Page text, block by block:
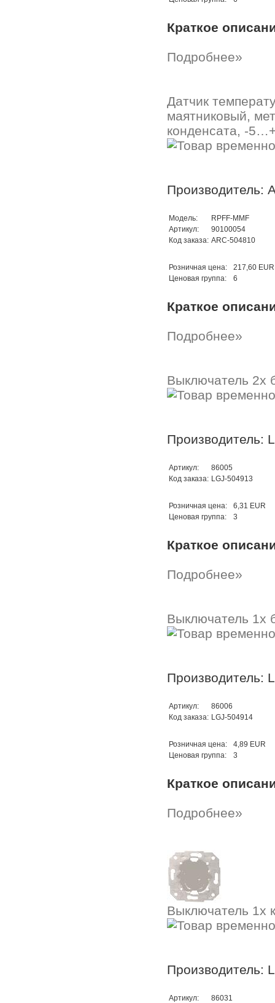
Краткое
Подробнее»
Датчик
маятниковый,
конденсата, -
Производитель:
Модель:
RPFF-MMF
Артикул:
90100054
Код заказа: ARC-504810
Розничная цена:
217,60 EUR
Ценовая группа:
6
Краткое
Подробнее»
Выключатель 2x
Производитель:
Артикул:
86005
Код заказа: LGJ-504913
Розничная цена:
6,31 EUR
Ценовая группа:
3
Краткое
Подробнее»
Выключатель 1x
Производитель:
Артикул:
86006
Код заказа: LGJ-504914
Розничная цена:
4,89 EUR
Ценовая группа:
3
Краткое
Подробнее»
Выключатель 1x
Производитель:
Артикул:
86031